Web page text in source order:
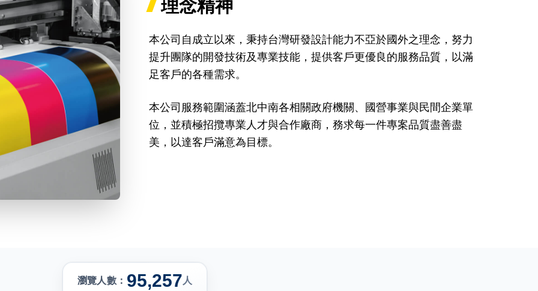
理念精神
本公司自成立以來，秉持台灣研發設計能力不亞於國外之理念，努力
提升團隊的開發技術及專業技能，提供客戶更優良的服務品質，以滿
足客戶的各種需求。
本公司服務範圍涵蓋北中南各相關政府機關、國營事業與民間企業單
位，並積極招攬專業人才與合作廠商，務求每一件專案品質盡善盡
美，以達客戶滿意為目標。
瀏覽人數： 95,257 人